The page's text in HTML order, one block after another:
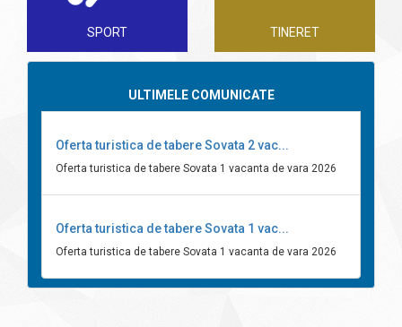
SPORT TINERET
ULTIMELE COMUNICATE
Oferta turistica de tabere Sovata 2 vac...
Oferta turistica de tabere Sovata 1 vacanta de vara 2026
Oferta turistica de tabere Sovata 1 vac...
Oferta turistica de tabere Sovata 1 vacanta de vara 2026